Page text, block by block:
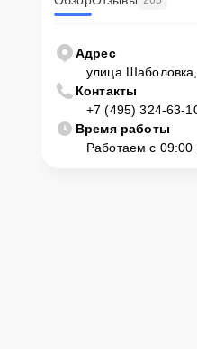
Адрес
улица
Контакты
+7 (495) 324-63-
Время работы
Работаем с 09:00